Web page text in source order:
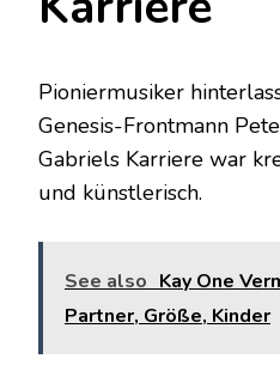
Pioniermusiker
Genesis-Frontmann
Gabriels Karriere war
und künstlerisch.
See also Kay One
Partner, Größe, Kinder